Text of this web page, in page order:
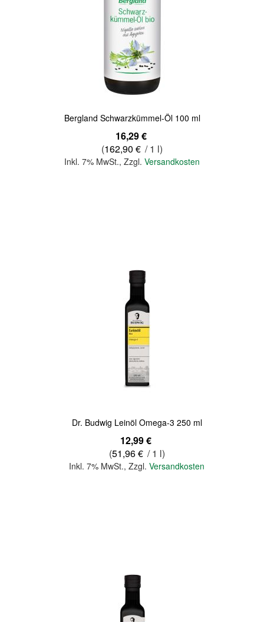
Bergland Schwarzkümmel-Öl 100 ml
16,29 €
(162,90 € / 1 l)
Inkl. 7% MwSt., Zzgl. Versandkosten
Dr. Budwig Leinöl Omega-3 250 ml
12,99 €
(51,96 € / 1 l)
Inkl. 7% MwSt.,Zzgl.Versandkosten